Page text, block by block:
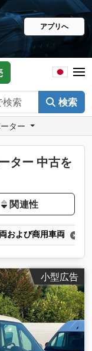
アプリへ
検索
ター
ター 中古を
関連性
および商用車両
小型広告